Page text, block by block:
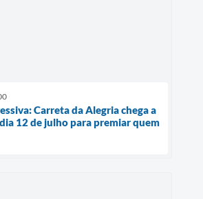
Carreta da Alegria chega a
12 de julho para premiar quem